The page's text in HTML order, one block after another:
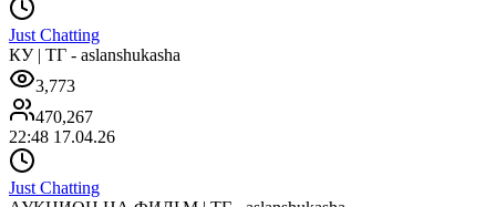
Just Chatting
КУ | ТГ - aslanshukasha
3,773
470,267
22:48 17.04.26
Just Chatting